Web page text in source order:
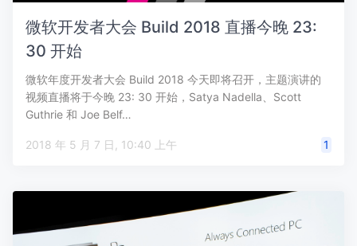
微软开发者大会 Build 2018 直播今晚 23:
30 开始
微软年度开发者大会 Build 2018 今天即将召开，主题演讲的
视频直播将于今晚 23: 30 开始，Satya Nadella、Scott
Guthrie 和 Joe Belf…
2018 年 5 月 7 日, 10:40 上午 1